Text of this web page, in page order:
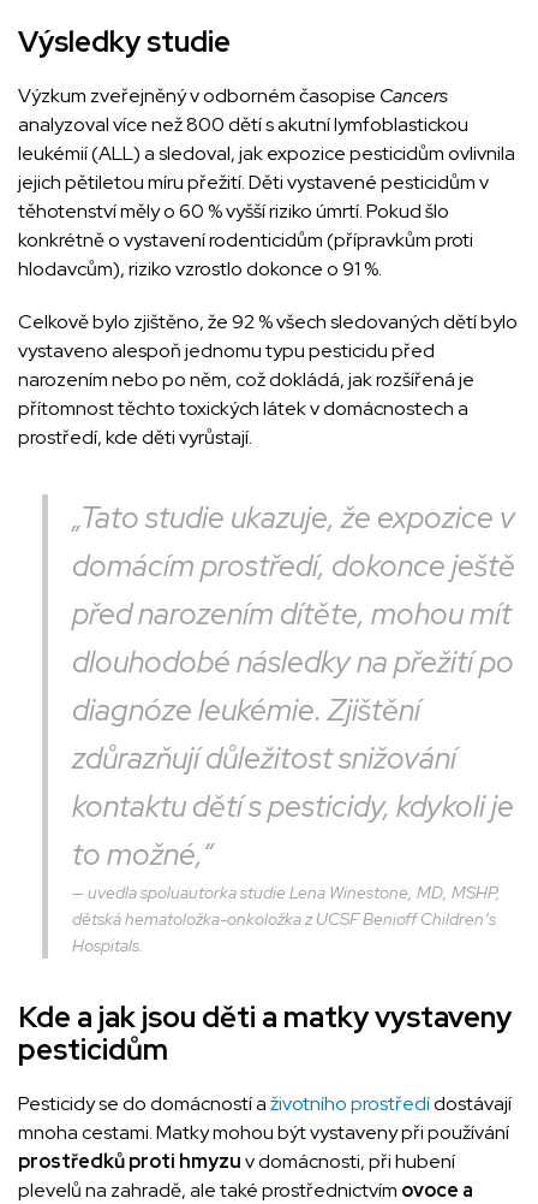
Výsledky studie
Výzkum zveřejněný v odborném časopise Cancers
analyzoval více než 800 dětí s akutní lymfoblastickou
leukémií (ALL) a sledoval, jak expozice pesticidům ovlivnila
jejich pětiletou míru přežití. Děti vystavené pesticidům v
těhotenství měly o 60 % vyšší riziko úmrtí. Pokud šlo
konkrétně o vystavení rodenticidům (přípravkům proti
hlodavcům), riziko vzrostlo dokonce o 91 %.
Celkově bylo zjištěno, že 92 % všech sledovaných dětí bylo
vystaveno alespoň jednomu typu pesticidu před
narozením nebo po něm, což dokládá, jak rozšířená je
přítomnost těchto toxických látek v domácnostech a
prostředí, kde děti vyrůstají.
„Tato studie ukazuje, že expozice v
domácím prostředí, dokonce ještě
před narozením dítěte, mohou mít
dlouhodobé následky na přežití po
diagnóze leukémie. Zjištění
zdůrazňují důležitost snižování
kontaktu dětí s pesticidy, kdykoli je
to možné,“
uvedla spoluautorka studie Lena Winestone, MD, MSHP,
dětská hematoložka-onkoložka z UCSF Benioff Children’s
Hospitals.
Kde a jak jsou děti a matky vystaveny
pesticidům
Pesticidy se do domácností aživotního prostředídostávají
mnoha cestami. Matky mohou být vystaveny při používání
prostředků proti hmyzuv domácnosti, při hubení
plevelů na zahradě, ale také prostřednictvím ovoce a